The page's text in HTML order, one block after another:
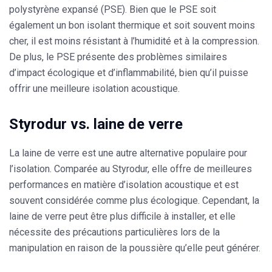
polystyrène expansé (PSE). Bien que le PSE soit
également un bon isolant thermique et soit souvent moins
cher, il est moins résistant à l’humidité et à la compression.
De plus, le PSE présente des problèmes similaires
d’impact écologique et d’inflammabilité, bien qu’il puisse
offrir une meilleure isolation acoustique.
Styrodur vs. laine de verre
La laine de verre est une autre alternative populaire pour
l’isolation. Comparée au Styrodur, elle offre de meilleures
performances en matière d’isolation acoustique et est
souvent considérée comme plus écologique. Cependant, la
laine de verre peut être plus difficile à installer, et elle
nécessite des précautions particulières lors de la
manipulation en raison de la poussière qu’elle peut générer.